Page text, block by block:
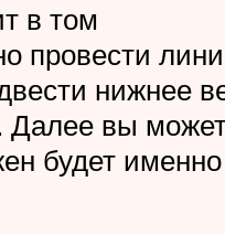
в том
провести
нижнее
вы
будет